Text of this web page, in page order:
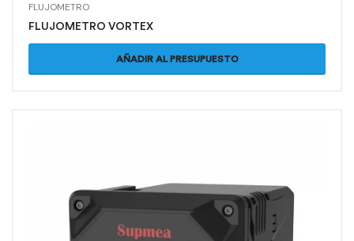
FLUJOMETRO
FLUJOMETRO VORTEX
AÑADIR AL PRESUPUESTO